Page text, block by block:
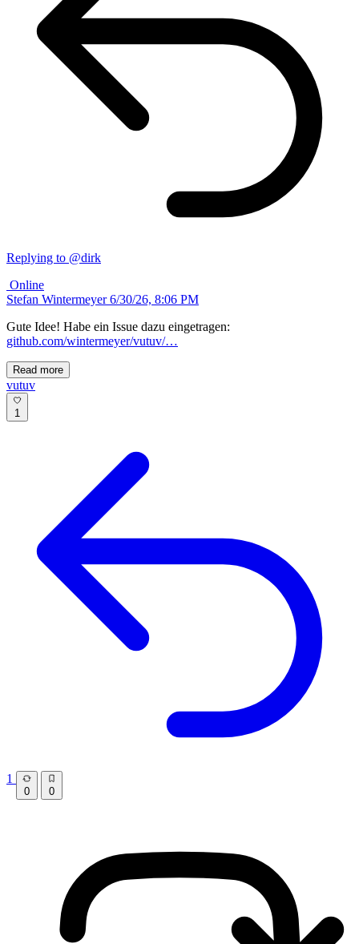
Replying to @dirk
Online
Stefan Wintermeyer6/30/26, 8:06 PM
Gute Idee! Habe ein Issue dazu eingetragen:
github.com/wintermeyer/vutuv/…
Read more
vutuv
1
1
0 0